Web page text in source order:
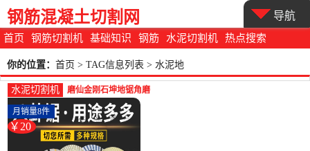
首页 钢筋切割机 基础知识 钢筋 水泥切割机 热点搜索
钢筋混凝土切割网 导航
你的位置： 首页 > TAG信息列表 > 水泥地
水泥切割机
磨仙金刚石坤地锯角磨
机混凝土墙壁开槽石材
切割片干切-水泥切割机
(磨仙金刚石制品专卖店
仅售19.5元)
￥20
月销量8件